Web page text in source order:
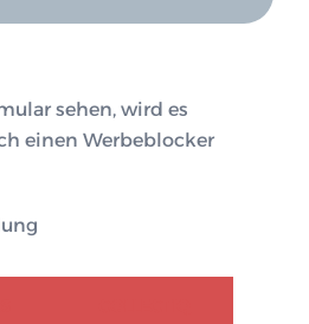
sehen, wird es
einen Werbeblocker